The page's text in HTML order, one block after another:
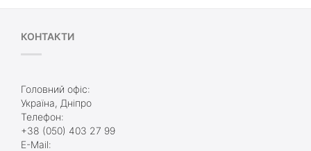
КОНТАКТИ
Головний офіс:
Україна, Дніпро
Телефон:
+38 (050) 403 27 99
E-Mail: